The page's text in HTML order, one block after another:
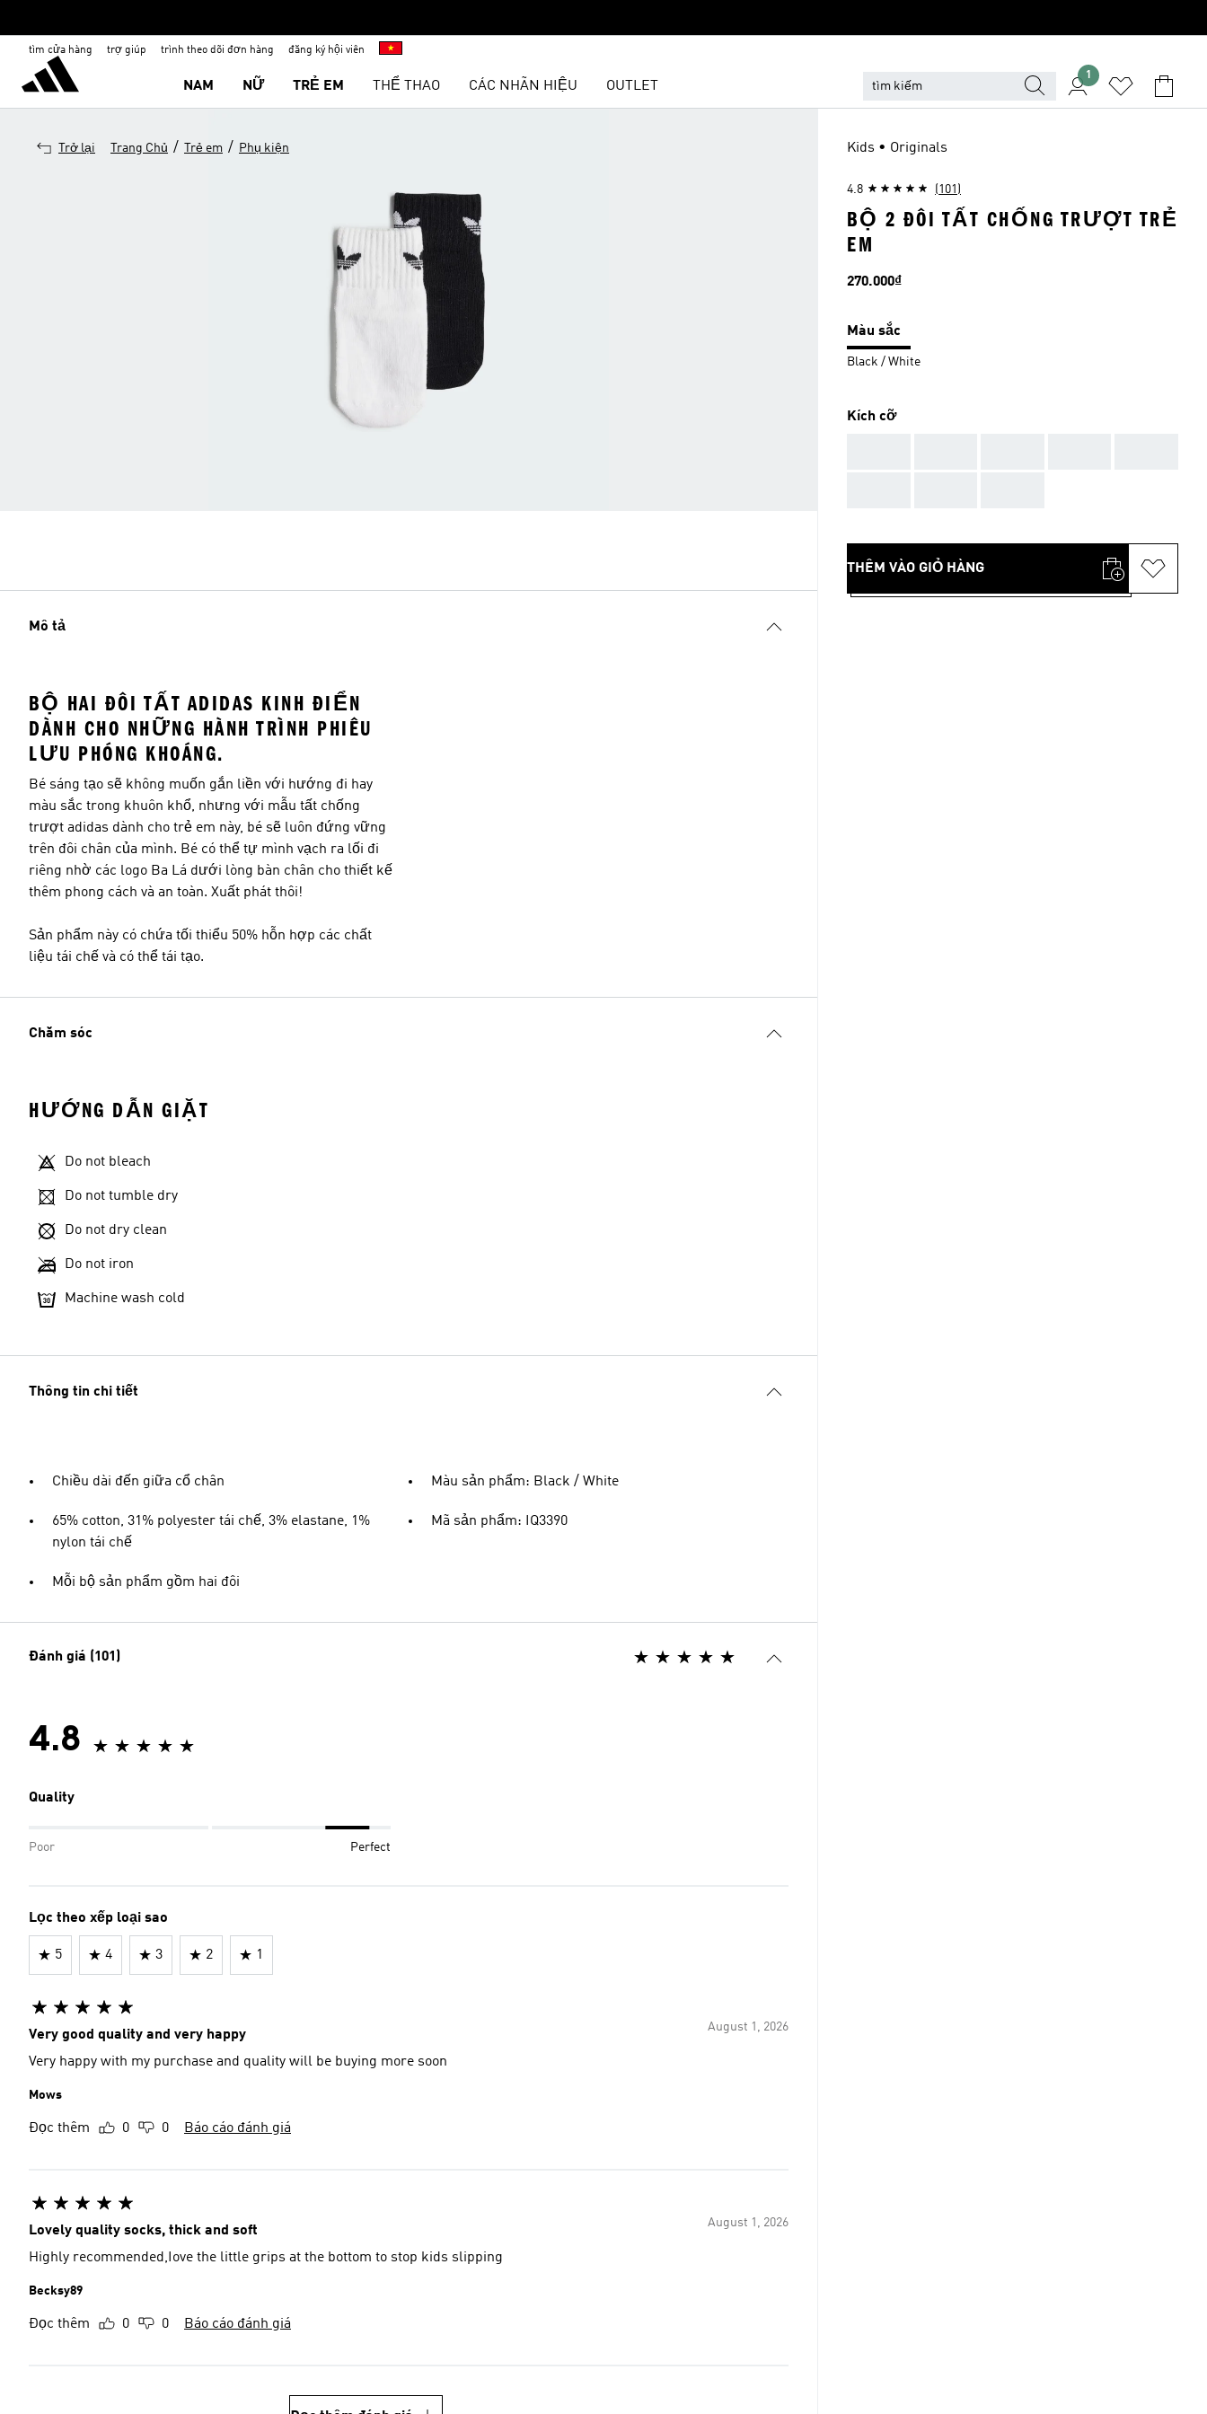
tìm cửa hàng trợ giúp trình theo dõi đơn hàng đăng ký hội viên
NAM NỮ TRẺ EM THỂ THAO CÁC NHÃN HIỆU OUTLET
1
Trở lại Trang Chủ / Trẻ em / Phụ kiện
Mô tả
BỘ HAI ĐÔI TẤT ADIDAS KINH ĐIỂN
DÀNH CHO NHỮNG HÀNH TRÌNH PHIÊU
LƯU PHÓNG KHOÁNG.
Bé sáng tạo sẽ không muốn gắn liền với hướng đi hay
màu sắc trong khuôn khổ, nhưng với mẫu tất chống
trượt adidas dành cho trẻ em này, bé sẽ luôn đứng vững
trên đôi chân của mình. Bé có thể tự mình vạch ra lối đi
riêng nhờ các logo Ba Lá dưới lòng bàn chân cho thiết kế
thêm phong cách và an toàn. Xuất phát thôi!
Sản phẩm này có chứa tối thiểu 50% hỗn hợp các chất
liệu tái chế và có thể tái tạo.
Chăm sóc
HƯỚNG DẪN GIẶT
Do not bleach
Do not tumble dry
Do not dry clean
Do not iron
Machine wash cold
Thông tin chi tiết
Chiều dài đến giữa cổ chân
65% cotton, 31% polyester tái chế, 3% elastane, 1%
nylon tái chế
Mỗi bộ sản phẩm gồm hai đôi
Màu sản phẩm: Black / White
Mã sản phẩm: IQ3390
Đánh giá (101)
4.8
Quality
Poor Perfect
Lọc theo xếp loại sao
5 4 3 2 1
August 1, 2026
Very good quality and very happy
Very happy with my purchase and quality will be buying more soon
Mows
Đọc thêm 0 0 Báo cáo đánh giá
August 1, 2026
Lovely quality socks, thick and soft
Highly recommended,Iove the little grips at the bottom to stop kids slipping
Becksy89
Đọc thêm 0 0 Báo cáo đánh giá
Kids • Originals
4.8 (101)
BỘ 2 ĐÔI TẤT CHỐNG TRƯỢT TRẺ
EM
Giá
270.000₫
Màu sắc
Black / White
Kích cỡ
THÊM VÀO GIỎ HÀNG